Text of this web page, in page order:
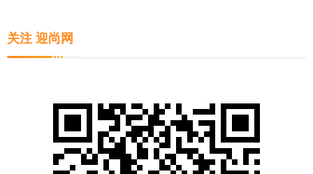
关注 迎尚网